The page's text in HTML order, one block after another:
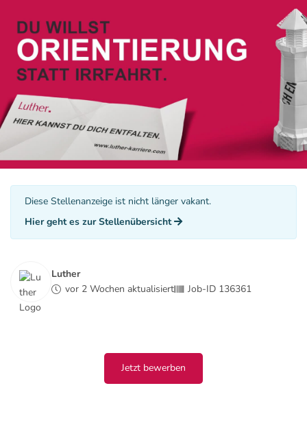
Diese Stellenanzeige ist nicht länger vakant.
Hier geht es zur Stellenübersicht
Luther
vor 2 Wochen aktualisiert
Job-ID 136361
Jetzt bewerben